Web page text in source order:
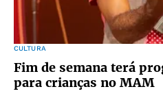
CULTURA
Fim de semana terá
para crianças no MAM